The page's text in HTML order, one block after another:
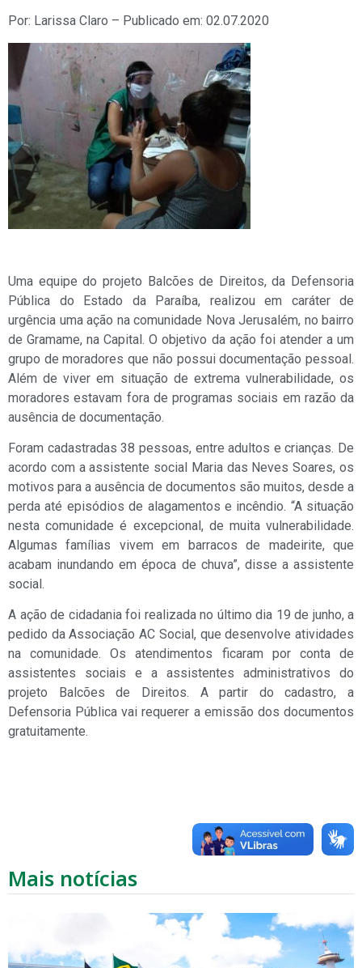
Por: Larissa Claro – Publicado em: 02.07.2020
Uma equipe do projeto Balcões de Direitos, da Defensoria
Pública do Estado da Paraíba, realizou em caráter de
urgência uma ação na comunidade Nova Jerusalém, no bairro
de Gramame, na Capital. O objetivo da ação foi atender a um
grupo de moradores que não possui documentação pessoal.
Além de viver em situação de extrema vulnerabilidade, os
moradores estavam fora de programas sociais em razão da
ausência de documentação.
Foram cadastradas 38 pessoas, entre adultos e crianças. De
acordo com a assistente social Maria das Neves Soares, os
motivos para a ausência de documentos são muitos, desde a
perda até episódios de alagamentos e incêndio. “A situação
nesta comunidade é excepcional, de muita vulnerabilidade.
Algumas famílias vivem em barracos de madeirite, que
acabam inundando em época de chuva”, disse a assistente
social.
A ação de cidadania foi realizada no último dia 19 de junho, a
pedido da Associação AC Social, que desenvolve atividades
na comunidade. Os atendimentos ficaram por conta de
assistentes sociais e a assistentes administrativos do
projeto Balcões de Direitos. A partir do cadastro, a
Defensoria Pública vai requerer a emissão dos documentos
gratuitamente.
Mais notícias